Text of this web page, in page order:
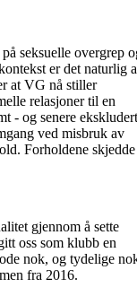
seksuelle overgrep
er det naturlig
at VG nå stiller
relasjoner til en
- og senere ekskludert
ved misbruk av
Forholdene
gjennom å sette
oss som klubb en
nok, og tydelige
fra 2016.